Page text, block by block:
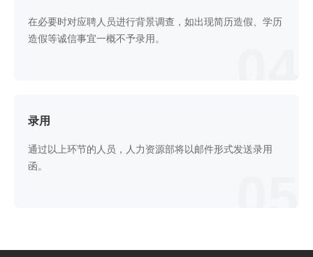
在必要时对应聘人员进行背景调查，如出现简历造假、学历
造假等诚信事宜一概不予录用。
录用
通过以上环节的人员，人力资源部将以邮件形式发送录用
函。